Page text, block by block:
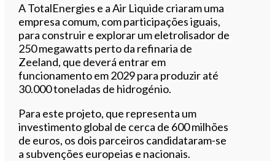
A TotalEnergies e a Air Liquide criaram uma
empresa comum, com participações iguais,
para construir e explorar um eletrolisador de
250 megawatts perto da refinaria de
Zeeland, que deverá entrar em
funcionamento em 2029 para produzir até
30.000 toneladas de hidrogénio.
Para este projeto, que representa um
investimento global de cerca de 600 milhões
de euros, os dois parceiros candidataram-se
a subvenções europeias e nacionais.